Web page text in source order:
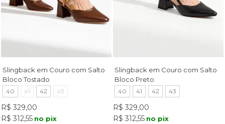
Slingback em Couro com Salto
Bloco Tostado
40 41 42 43
R$ 329,00
R$ 312,55 no pix
Slingback em Couro com Salto
Bloco Preto
40 41 42 43
R$ 329,00
R$ 312,55 no pix